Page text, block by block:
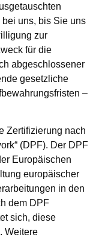
uns, bis Sie uns
zur
für die
abgeschlossener
gesetzliche
–
Zertifizierung nach
(DPF). Der DPF
Europäischen
europäischer
in den
dem DPF
sich, diese
Weitere